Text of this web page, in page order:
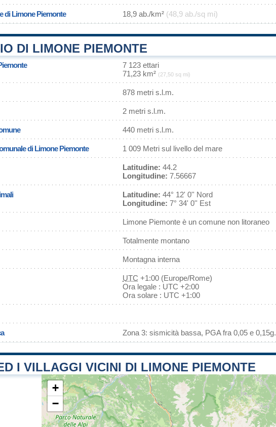
di Limone Piemonte 18,9 ab./km² (48,9 ab./sq mi)
DI LIMONE PIEMONTE
7 123 ettari
71,23 km² (27,50 sq mi)
878 metri s.l.m.
2 metri s.l.m.
440 metri s.l.m.
di Limone Piemonte 1 009 Metri sul livello del mare
Latitudine: 44.2
Longitudine: 7.56667
Latitudine: 44° 12' 0'' Nord
Longitudine: 7° 34' 0'' Est
Limone Piemonte è un comune non litoraneo
Totalmente montano
Montagna interna
UTC +1:00 (Europe/Rome)
Ora legale : UTC +2:00
Ora solare : UTC +1:00
Zona 3: sismicità bassa, PGA fra 0,05 e 0,15g.
I VILLAGGI VICINI DI LIMONE PIEMONTE
+
−